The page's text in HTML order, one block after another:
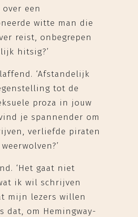
een
witte man die
reist, onbegrepen
hitsig?’
‘Afstandelijk
tot de
proza in jouw
je spannender om
verliefde piraten
‘Het gaat niet
ik wil schrijven
mijn lezers willen
dat, om Hemingway-